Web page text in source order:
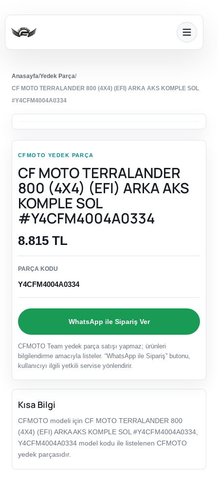
Anasayfa/Yedek Parça/
CF MOTO TERRALANDER 800 (4X4) (EFI) ARKA AKS KOMPLE SOL
#Y4CFM4004A0334
CFMOTO YEDEK PARÇA
CF MOTO TERRALANDER
800 (4X4) (EFI) ARKA AKS
KOMPLE SOL
#Y4CFM4004A0334
8.815 TL
PARÇA KODU
Y4CFM4004A0334
WhatsApp ile Sipariş Ver
CFMOTO Team yedek parça satışı yapmaz; ürünleri
bilgilendirme amacıyla listeler. “WhatsApp ile Sipariş” butonu,
kullanıcıyı ilgili yetkili servise yönlendirir.
Kısa Bilgi
CFMOTO modeli için CF MOTO TERRALANDER 800
(4X4) (EFI) ARKA AKS KOMPLE SOL #Y4CFM4004A0334,
Y4CFM4004A0334 model kodu ile listelenen CFMOTO
yedek parçasıdır.